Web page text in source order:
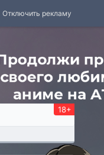
Отключить рекламу
18+